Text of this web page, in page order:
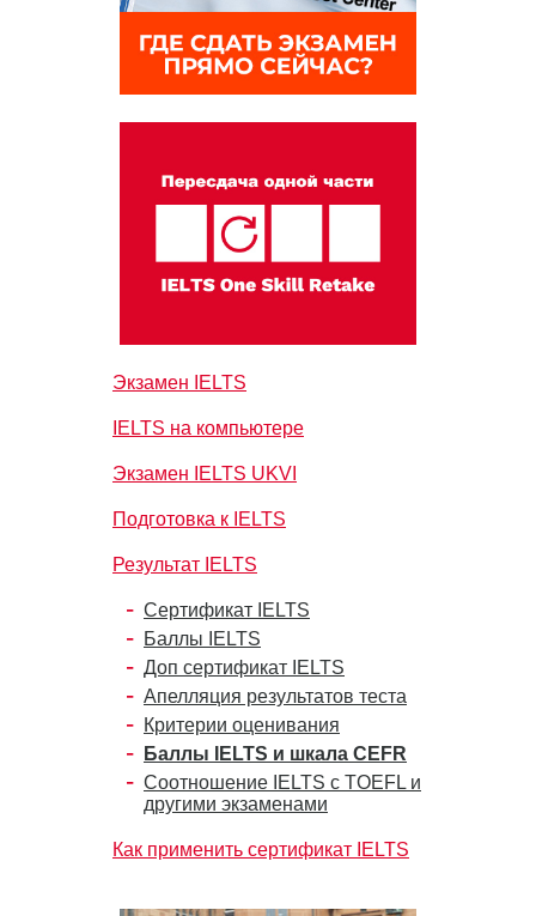
Экзамен IELTS
IELTS на компьютере
Экзамен IELTS UKVI
Подготовка к IELTS
Результат IELTS
Сертификат IELTS
Баллы IELTS
Доп сертификат IELTS
Апелляция результатов теста
Критерии оценивания
Баллы IELTS и шкала CEFR
Соотношение IELTS с TOEFL и
другими экзаменами
Как применить сертификат IELTS